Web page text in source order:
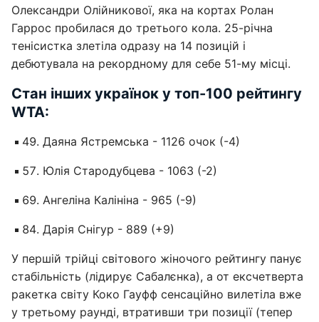
Олександри Олійникової, яка на кортах Ролан
Гаррос пробилася до третього кола. 25-річна
тенісистка злетіла одразу на 14 позицій і
дебютувала на рекордному для себе 51-му місці.
Стан інших українок у топ-100 рейтингу
WTA:
Даяна Ястремська - 1126 очок (-4)
Юлія Стародубцева - 1063 (-2)
Ангеліна Калініна - 965 (-9)
Дарія Снігур - 889 (+9)
У першій трійці світового жіночого рейтингу панує
стабільність (лідирує Сабалєнка), а от ексчетверта
ракетка світу Коко Гауфф сенсаційно вилетіла вже
у третьому раунді, втративши три позиції (тепер